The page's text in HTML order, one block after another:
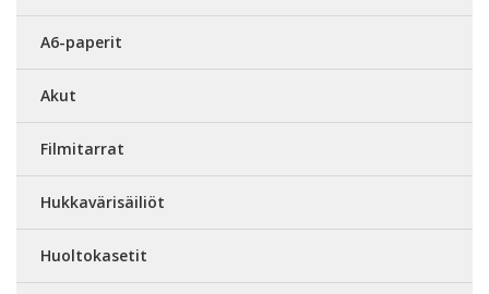
A6-paperit
Akut
Filmitarrat
Hukkavärisäiliöt
Huoltokasetit